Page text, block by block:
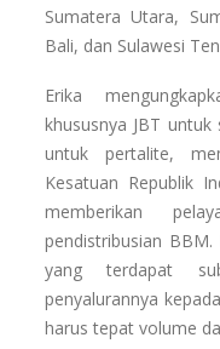
Sumatera Utara,
Bali, dan Sulawesi
Erika
khususnya JBT
untuk pertalite,
Kesatuan Republik
memberikan
pendistribusian BBM.
yang terdapat
penyalurannya
harus tepat volume